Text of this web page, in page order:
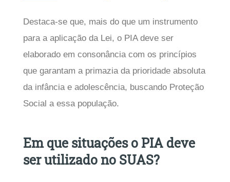
Destaca-se que, mais do que um instrumento
para a aplicação da Lei, o PIA deve ser
elaborado em consonância com os princípios
que garantam a primazia da prioridade absoluta
da infância e adolescência, buscando Proteção
Social a essa população.
Em que situações o PIA deve
ser utilizado no SUAS?